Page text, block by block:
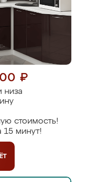
₽
низа
стоимость!
15 минут!